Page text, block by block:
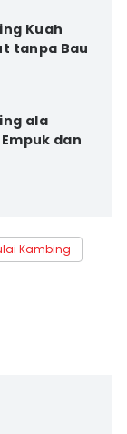
Kuah
tanpa Bau
ala
dan
Kambing